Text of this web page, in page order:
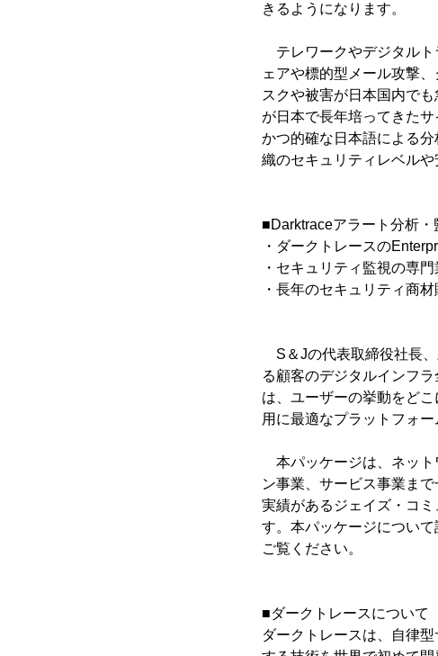
きるようになります。
テレワークやデジタルト
ェアや標的型メール攻撃
スクや被害が日本国内で
が日本で長年培ってきた
かつ的確な日本語による
織のセキュリティレベル
■Darktraceアラート分析
・ダークトレースの
・セキュリティ監視の専
・長年のセキュリティ商
S＆Jの代表取締役社長
る顧客のデジタルインフ
は、ユーザーの挙動をど
用に最適なプラットフォー
本パッケージは、ネット
ン事業、サービス事業ま
実績があるジェイズ・コ
す。本パッケージについ
ご覧ください。
■ダークトレースについて
ダークトレースは、自律